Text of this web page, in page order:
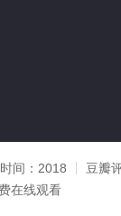
间： 2018 豆瓣
在线观看